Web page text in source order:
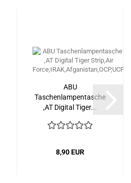
ABU
Taschenlampentasche
,AT Digital Tiger...
8,90 EUR